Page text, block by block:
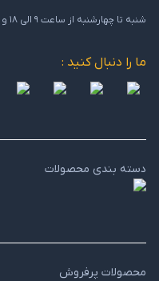
شنبه تا چهارشنبه از ساعت ۹ الی ۱۸ و پنج شنبه تا ۱۳
ما را دنبال کنید :
دسته بندی محصولات
محصولات پرفروش